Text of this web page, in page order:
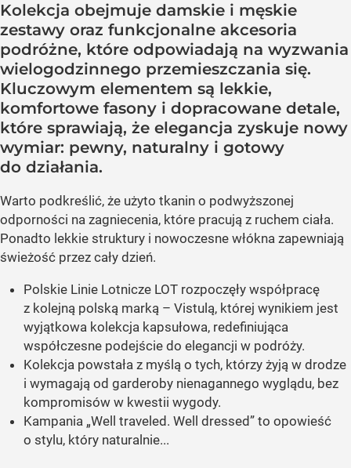
Kolekcja obejmuje damskie i męskie
zestawy oraz funkcjonalne akcesoria
podróżne, które odpowiadają na wyzwania
wielogodzinnego przemieszczania się.
Kluczowym elementem są lekkie,
komfortowe fasony i dopracowane detale,
które sprawiają, że elegancja zyskuje nowy
wymiar: pewny, naturalny i gotowy
do działania.
Warto podkreślić, że użyto tkanin o podwyższonej
odporności na zagniecenia, które pracują z ruchem ciała.
Ponadto lekkie struktury i nowoczesne włókna zapewniają
świeżość przez cały dzień.
Polskie Linie Lotnicze LOT rozpoczęły współpracę
z kolejną polską marką – Vistulą, której wynikiem jest
wyjątkowa kolekcja kapsułowa, redefiniująca
współczesne podejście do elegancji w podróży.
Kolekcja powstała z myślą o tych, którzy żyją w drodze
i wymagają od garderoby nienagannego wyglądu, bez
kompromisów w kwestii wygody.
Kampania „Well traveled. Well dressed” to opowieść
o stylu, który naturalnie...